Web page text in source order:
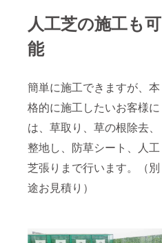
人工芝の施工も可
能
簡単に施工できますが、本
格的に施工したいお客様に
は、草取り、草の根除去、
整地し、防草シート、人工
芝張りまで行います。（別
途お見積り）